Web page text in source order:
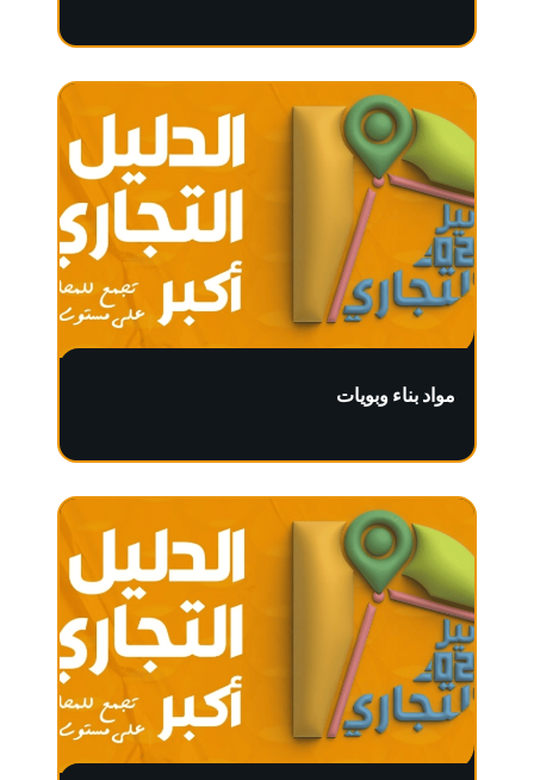
مواد بناء وبويات